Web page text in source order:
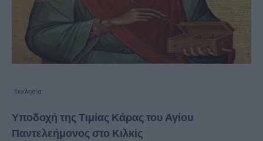
Εκκλησία
Υποδοχή της Τιμίας Κάρας του Αγίου
Παντελεήμονος στο Κιλκίς